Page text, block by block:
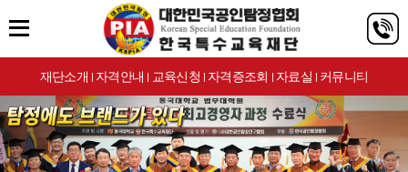
재단소개 | 자격안내 | 교육신청 | 자격증조회 | 자료실 | 커뮤니티